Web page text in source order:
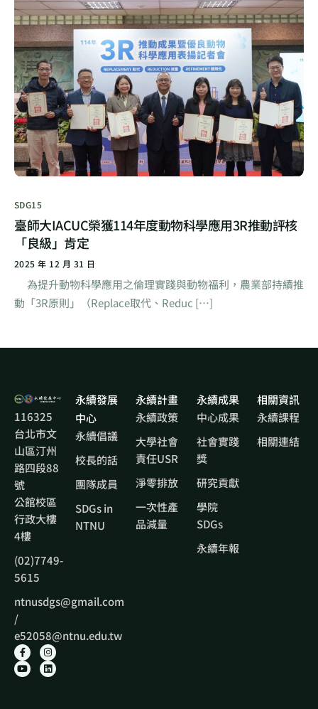
SDG15
臺師大IACUC榮獲114年度動物科學應用3R推動評核
「良級」肯定
2025 年 12 月 31 日
為提升動物科學應用之倫理實踐與動物福利，農業部持續推
動「3R原則」（Replace取代、Reduc […]
116325
台北市文
山區汀州
路四段88
號
公館校區
行政大樓
4樓
(02)7749-
5615
ntnusdgs@gmail.com
/
e52058@ntnu.edu.tw
永續發展
中心
永續倡議
校長的話
團隊成員
SDGs in
NTNU
永續計畫
永續政策
大學社會
責任USR
淨零排放
一次性產
品減量
永續成果
中心成果
社會實踐
獎
研究貢獻
學院
SDGs
永續年報
相關資訊
永續課程
相關連結